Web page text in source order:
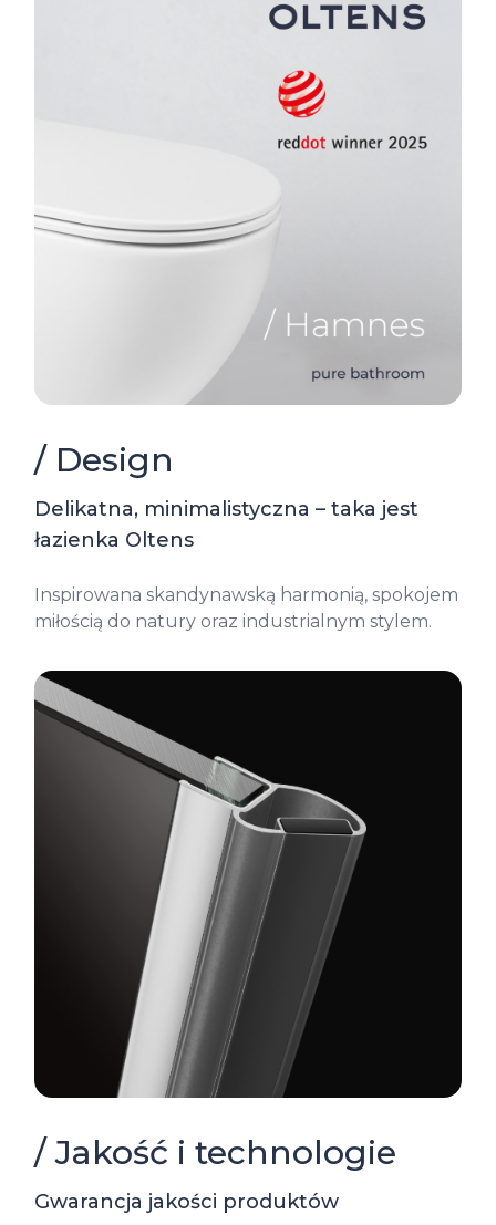
/ Design
Delikatna, minimalistyczna – taka jest
łazienka Oltens
Inspirowana skandynawską harmonią, spokojem
miłością do natury oraz industrialnym stylem.
/ Jakość i technologie
Gwarancja jakości produktów